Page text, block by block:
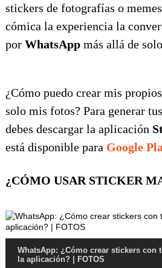
stickers de fotografías o
cómica la experiencia la
por WhatsApp más allá de
¿Cómo puedo crear mis
solo mis fotos? Para generar
debes descargar la aplicación
está disponible para Google
¿CÓMO USAR STICKER
WhatsApp: ¿Cómo crear stickers con
la aplicación? | FOTOS